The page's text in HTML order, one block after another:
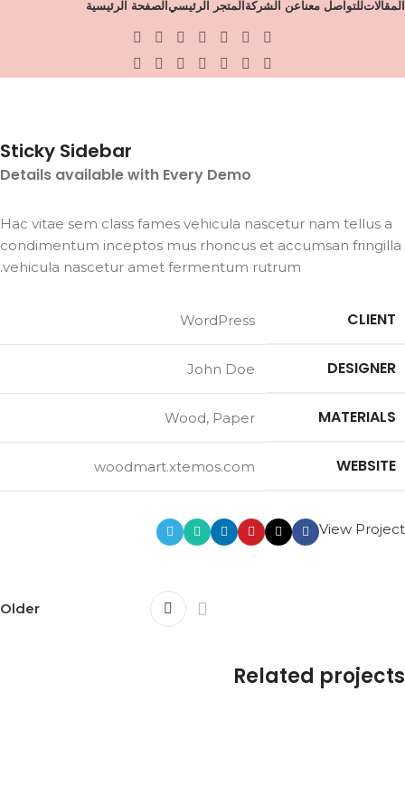
المقالاتللتواصل معناعن الشركةالمتجر الرئيسيالصفحة الرئيسية
Sticky Sidebar
Details available with Every Demo
Hac vitae sem class fames vehicula nascetur nam tellus a
condimentum inceptos mus rhoncus et accumsan fringilla
vehicula nascetur amet fermentum rutrum.
CLIENT
WordPress
DESIGNER
John Doe
MATERIALS
Wood, Paper
WEBSITE
woodmart.xtemos.com
View Project
Older
Related projects